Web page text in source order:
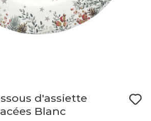
d'assiette
Blanc